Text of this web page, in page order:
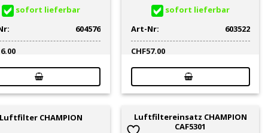
sofort lieferbar
604576
sofort lieferbar
Art-Nr:
603522
CHF57.00
Luftfilter CHAMPION
Luftfiltereinsatz CHAMPION
CAF5301